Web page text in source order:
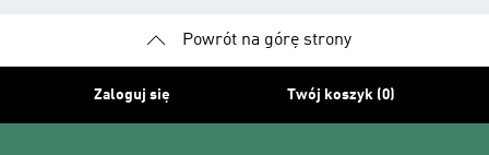
Powrót na górę strony
Zaloguj się Twój koszyk (0)